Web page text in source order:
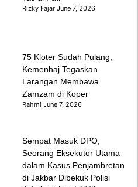
Rizky FajarJune 7, 2026
75 Kloter Sudah Pulang,
Kemenhaj Tegaskan
Larangan Membawa
Zamzam di Koper
RahmiJune 7, 2026
Sempat Masuk DPO,
Seorang Eksekutor Utama
dalam Kasus Penjambretan
di Jakbar Dibekuk Polisi